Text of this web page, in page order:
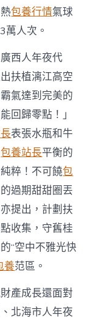
界”〉
中包養行情氣球
人次。
西人年夜代
扶植漓江高空
氣達到完美的
回歸零點！」
表張水瓶和牛
包養站長平衡的
粹！不可饒包
過期甜甜圈丟
提出，計劃扶
收集，守舊桂
“空中不雅光快
養范區。
產成長還面對
北海市人年夜